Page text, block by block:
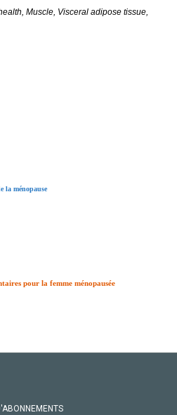
Muscle, Visceral adipose tissue,
la ménopause
pour la femme ménopausée